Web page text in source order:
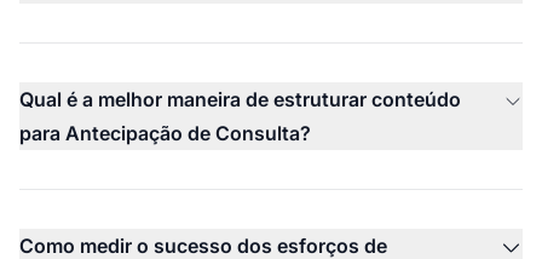
Qual é a melhor maneira de estruturar conteúdo
para Antecipação de Consulta?
Como medir o sucesso dos esforços de